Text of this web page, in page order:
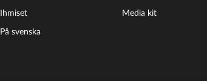
Ihmiset
På svenska
Media kit